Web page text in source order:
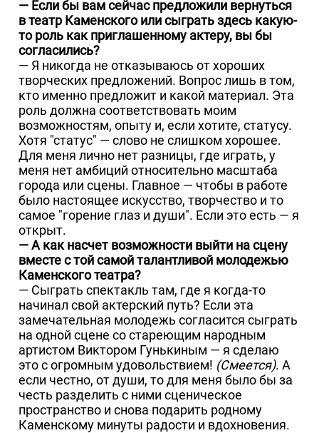
— Если бы вам сейчас предложили вернуться
в театр Каменского или сыграть здесь какую-
то роль как приглашенному актеру, вы бы
согласились?
— Я никогда не отказываюсь от хороших
творческих предложений. Вопрос лишь в том,
кто именно предложит и какой материал. Эта
роль должна соответствовать моим
возможностям, опыту и, если хотите, статусу.
Хотя "статус" — слово не слишком хорошее.
Для меня лично нет разницы, где играть, у
меня нет амбиций относительно масштаба
города или сцены. Главное — чтобы в работе
было настоящее искусство, творчество и то
самое "горение глаз и души". Если это есть — я
открыт.
— А как насчет возможности выйти на сцену
вместе с той самой талантливой молодежью
Каменского театра?
— Сыграть спектакль там, где я когда-то
начинал свой актерский путь? Если эта
замечательная молодежь согласится сыграть
на одной сцене со стареющим народным
артистом Виктором Гунькиным — я сделаю
это с огромным удовольствием! (Смеется). А
если честно, от души, то для меня было бы за
честь разделить с ними сценическое
пространство и снова подарить родному
Каменскому минуты радости и вдохновения.